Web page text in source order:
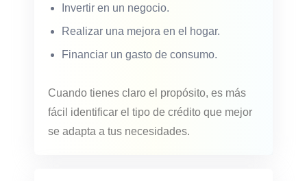
Invertir en un negocio.
Realizar una mejora en el hogar.
Financiar un gasto de consumo.
Cuando tienes claro el propósito, es más
fácil identificar el tipo de crédito que mejor
se adapta a tus necesidades.